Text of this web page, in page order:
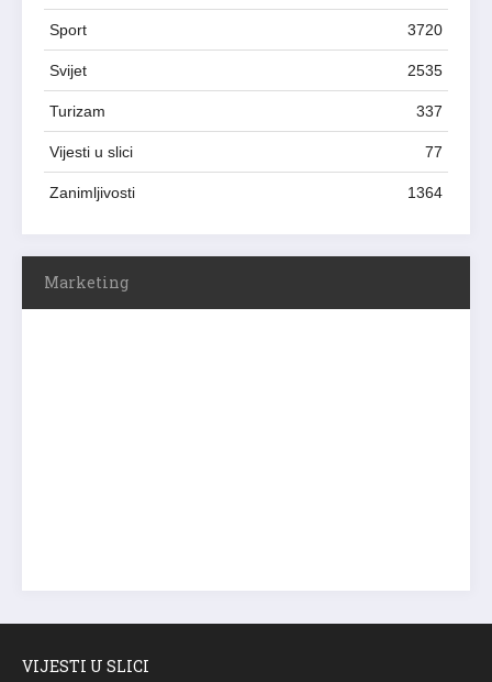
Sport 3720
Svijet 2535
Turizam 337
Vijesti u slici 77
Zanimljivosti 1364
Marketing
VIJESTI U SLICI